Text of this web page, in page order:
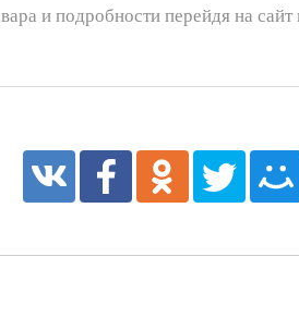
и подробности перейдя на сайт